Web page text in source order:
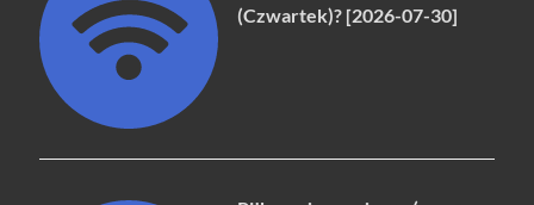
(Czwartek)? [2026-07-30]